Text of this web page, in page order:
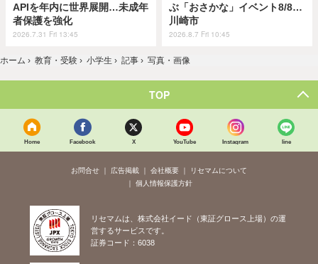
APIを年内に世界展開…未成年
者保護を強化
2026.7.31 Fri 13:45
ぶ「おさかな」イベント8/8…
川崎市
2026.8.7 Fri 10:45
ホーム › 教育・受験 › 小学生 › 記事 › 写真・画像
TOP
Home Facebook X YouTube Instagram line
お問合せ 広告掲載 会社概要
リセマムについて
個人情報保護方針
リセマムは、株式会社イード（東証グロース上場）の運
営するサービスです。
証券コード：6038